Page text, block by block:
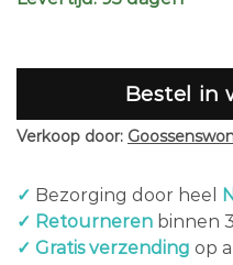
Bestel in
Verkoop door:
✓ Bezorging door heel
✓ Retourneren binnen
✓ Gratis verzending op